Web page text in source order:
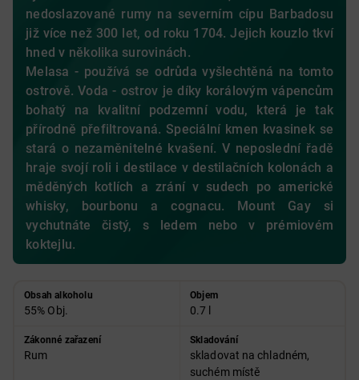
nedoslazované rumy na severním cípu Barbadosu
již více než 300 let, od roku 1704. Jejich kouzlo tkví
hned v několika surovinách.
Melasa - používá se odrůda vyšlechtěná na tomto
ostrově. Voda - ostrov je díky korálovým vápencům
bohatý na kvalitní podzemní vodu, která je tak
přírodně přefiltrovaná. Speciální kmen kvasinek se
stará o nezaměnitelné kvašení. V neposlední řadě
hraje svojí roli i destilace v destilačních kolonách a
měděných kotlích a zrání v sudech po americké
whisky, bourbonu a cognacu. Mount Gay si
vychutnáte čistý, s ledem nebo v prémiovém
koktejlu.
Obsah alkoholu
55% Obj.
Objem
0.7 l
Zákonné zařazení
Rum
Skladování
skladovat na chladném,
suchém místě